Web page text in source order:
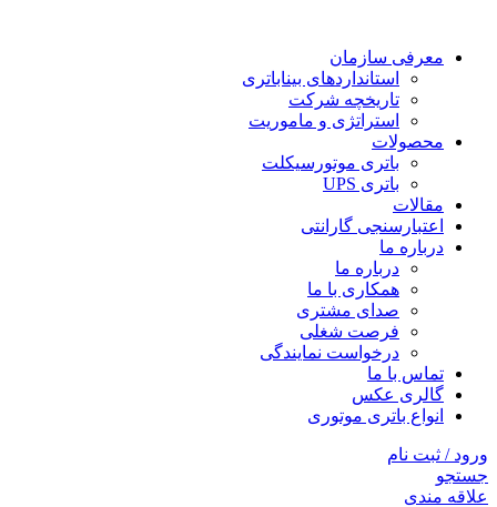
معرفی سازمان
استانداردهای بیناباتری
تاریخچه شرکت
استراتژی و ماموریت
محصولات
باتری موتورسیکلت
باتری UPS
مقالات
اعتبارسنجی گارانتی
درباره ما
درباره ما
همکاری با ما
صدای مشتری
فرصت شغلی
درخواست نمایندگی
تماس با ما
گالری عکس
انواع باتری موتوری
ورود / ثبت نام
جستجو
علاقه مندی